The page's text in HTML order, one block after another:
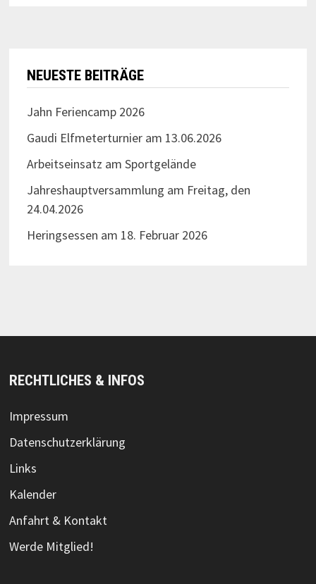
NEUESTE BEITRÄGE
Jahn Feriencamp 2026
Gaudi Elfmeterturnier am 13.06.2026
Arbeitseinsatz am Sportgelände
Jahreshauptversammlung am Freitag, den
24.04.2026
Heringsessen am 18. Februar 2026
RECHTLICHES & INFOS
Impressum
Datenschutzerklärung
Links
Kalender
Anfahrt & Kontakt
Werde Mitglied!